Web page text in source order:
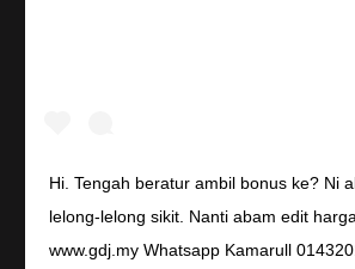
Hi. Tengah beratur ambil bonus ke? Ni
lelong-lelong sikit. Nanti abam edit
www.gdj.my Whatsapp Kamarull